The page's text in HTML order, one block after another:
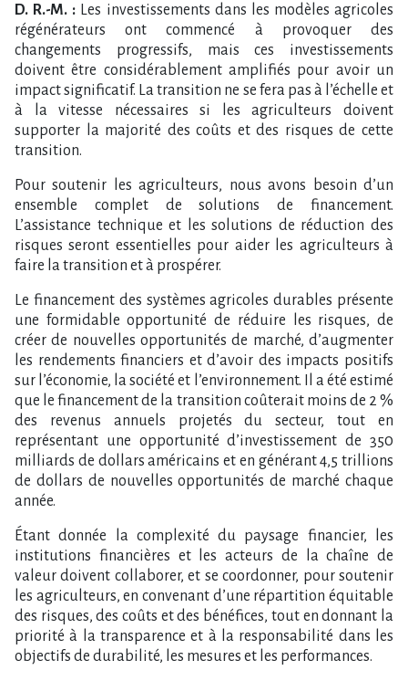
D. R.-M. : Les investissements dans les modèles agricoles
régénérateurs ont commencé à provoquer des
changements progressifs, mais ces investissements
doivent être considérablement amplifiés pour avoir un
impact significatif. La transition ne se fera pas à l’échelle et
à la vitesse nécessaires si les agriculteurs doivent
supporter la majorité des coûts et des risques de cette
transition.
Pour soutenir les agriculteurs, nous avons besoin d’un
ensemble complet de solutions de financement.
L’assistance technique et les solutions de réduction des
risques seront essentielles pour aider les agriculteurs à
faire la transition et à prospérer.
Le financement des systèmes agricoles durables présente
une formidable opportunité de réduire les risques, de
créer de nouvelles opportunités de marché, d’augmenter
les rendements financiers et d’avoir des impacts positifs
sur l’économie, la société et l’environnement. Il a été estimé
que le financement de la transition coûterait moins de 2 %
des revenus annuels projetés du secteur, tout en
représentant une opportunité d’investissement de 350
milliards de dollars américains et en générant 4,5 trillions
de dollars de nouvelles opportunités de marché chaque
année.
Étant donnée la complexité du paysage financier, les
institutions financières et les acteurs de la chaîne de
valeur doivent collaborer, et se coordonner, pour soutenir
les agriculteurs, en convenant d’une répartition équitable
des risques, des coûts et des bénéfices, tout en donnant la
priorité à la transparence et à la responsabilité dans les
objectifs de durabilité, les mesures et les performances.